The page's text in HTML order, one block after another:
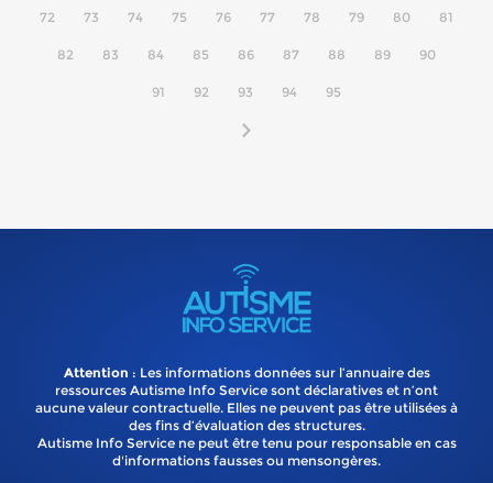
72 73 74 75 76 77 78 79 80 81
82 83 84 85 86 87 88 89 90
91 92 93 94 95
Attention : Les informations données sur l’annuaire des
ressources Autisme Info Service sont déclaratives et n’ont
aucune valeur contractuelle. Elles ne peuvent pas être utilisées à
des fins d’évaluation des structures.
Autisme Info Service ne peut être tenu pour responsable en cas
d'informations fausses ou mensongères.